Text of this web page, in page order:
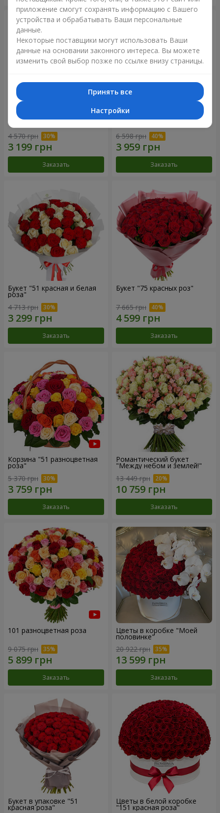
Букет "Нежный оттенок"
4 570 грн
Заказать
Цветы в коробке “Кадриль”
6 598 грн
Заказать
Букет "51 красная и белая
роза"
4 713 грн
Заказать
Букет "75 красных роз"
7 665 грн
Заказать
Корзина "51 разноцветная
роза"
5 370 грн
Заказать
Романтический букет
"Между небом и землей!"
13 449 грн
Заказать
101 разноцветная роза
9 075 грн
Заказать
Цветы в коробке "Моей
половинке"
20 922 грн
Заказать
Букет в упаковке "51
красная роза"
Цветы в белой коробке
"151 красная роза"
приложение смогут сохранять информацию с Вашего
устройства и обрабатывать Ваши персональные
данные.
Некоторые поставщики могут использовать Ваши
данные на основании законного интереса. Вы можете
изменить свой выбор позже по ссылке внизу страницы.
Принять все
Настройки